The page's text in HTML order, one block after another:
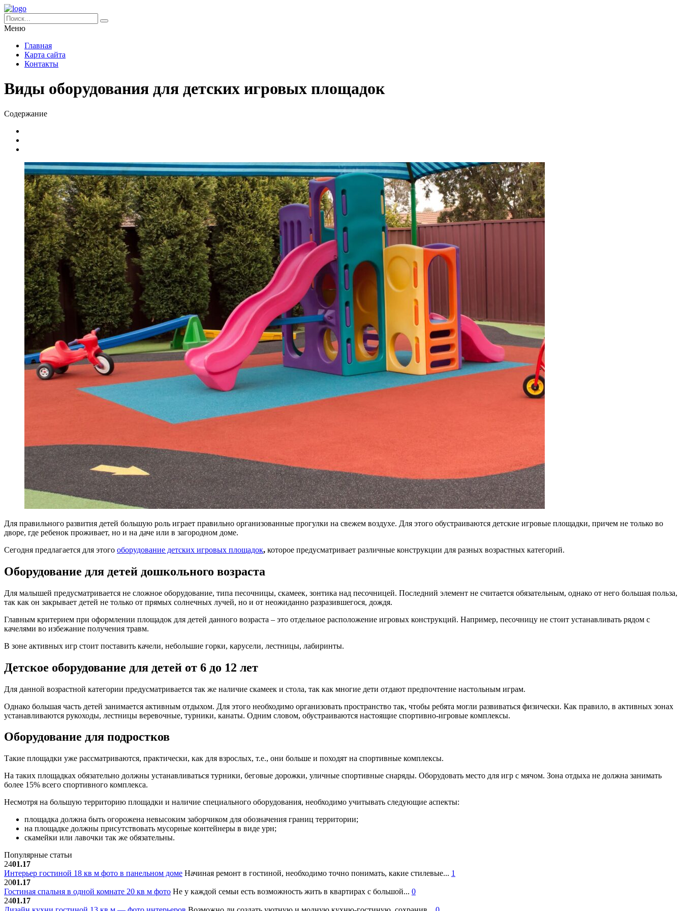
Меню
Главная
Карта сайта
Контакты
Виды оборудования для детских игровых площадок
Содержание
Для правильного развития детей большую роль играет правильно организованные прогулки на свежем воздухе. Для этого обустраиваются детские игровые площадки, причем не только во
дворе, где ребенок проживает, но и на даче или в загородном доме.
Сегодня предлагается для этого оборудование детских игровых площадок, которое предусматривает различные конструкции для разных возрастных категорий.
Оборудование для детей дошкольного возраста
Для малышей предусматривается не сложное оборудование, типа песочницы, скамеек, зонтика над песочницей. Последний элемент не считается обязательным, однако от него большая польза,
так как он закрывает детей не только от прямых солнечных лучей, но и от неожиданно разразившегося, дождя.
Главным критерием при оформлении площадок для детей данного возраста – это отдельное расположение игровых конструкций. Например, песочницу не стоит устанавливать рядом с
качелями во избежание получения травм.
В зоне активных игр стоит поставить качели, небольшие горки, карусели, лестницы, лабиринты.
Детское оборудование для детей от 6 до 12 лет
Для данной возрастной категории предусматривается так же наличие скамеек и стола, так как многие дети отдают предпочтение настольным играм.
Однако большая часть детей занимается активным отдыхом. Для этого необходимо организовать пространство так, чтобы ребята могли развиваться физически. Как правило, в активных зонах
устанавливаются рукоходы, лестницы веревочные, турники, канаты. Одним словом, обустраиваются настоящие спортивно-игровые комплексы.
Оборудование для подростков
Такие площадки уже рассматриваются, практически, как для взрослых, т.е., они больше и походят на спортивные комплексы.
На таких площадках обязательно должны устанавливаться турники, беговые дорожки, уличные спортивные снаряды. Оборудовать место для игр с мячом. Зона отдыха не должна занимать
более 15% всего спортивного комплекса.
Несмотря на большую территорию площадки и наличие специального оборудования, необходимо учитывать следующие аспекты:
площадка должна быть огорожена невысоким заборчиком для обозначения границ территории;
на площадке должны присутствовать мусорные контейнеры в виде урн;
скамейки или лавочки так же обязательны.
Популярные статьи
2401.17
Интерьер гостиной 18 кв м фото в панельном доме Начиная ремонт в гостиной, необходимо точно понимать, какие стилевые... 1
2001.17
Гостиная спальня в одной комнате 20 кв м фото Не у каждой семьи есть возможность жить в квартирах с большой... 0
2401.17